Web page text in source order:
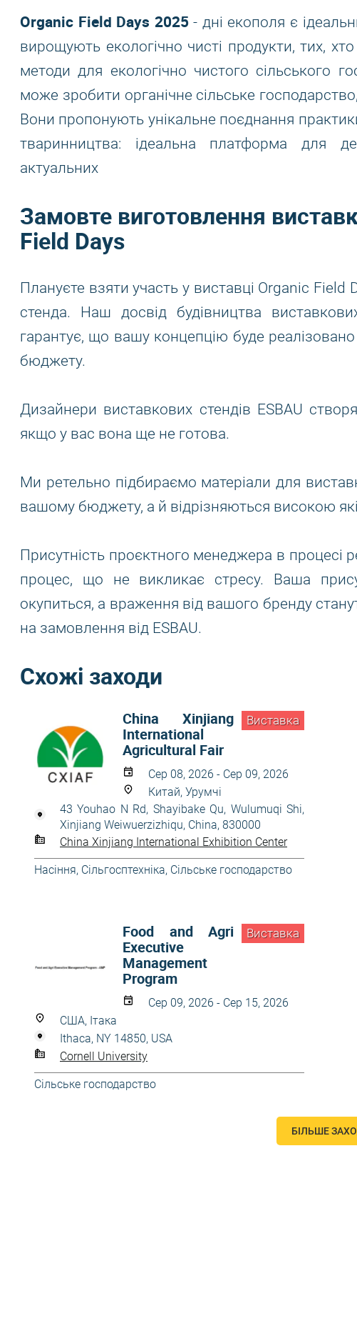
Organic Field Days 2025- дні екополя є
вирощують екологічно чисті продукти, тих,
методи для екологічно чистого сільського
може зробити органічне сільське
Вони пропонують унікальне поєднання
тваринництва: ідеальна платформа для
актуальних
Замовте виготовлення
Field Days
Плануєте взяти участь у виставці Organic
стенда. Наш досвід будівництва
гарантує, що вашу концепцію буде
бюджету.
Дизайнери виставкових стендів ESBAU
якщо у вас вона ще не готова.
Ми ретельно підбираємо матеріали для
вашому бюджету, а й відрізняються високою
Присутність проєктного менеджера в процесі
процес, що не викликає стресу. Ваша
окупиться, а враження від вашого бренду
на замовлення від ESBAU.
Схожі заходи
Виставка
China Xinjiang
International
Agricultural Fair
Сер 08, 2026 - Сер 09, 2026
Китай, Урумчі
43 Youhao N Rd, Shayibake Qu, Wulumuqi Shi,
Xinjiang Weiwuerzizhiqu, China, 830000
China Xinjiang International Exhibition Center
Насіння, Сільгосптехніка, Сільське господарство
Виставка
Food and Agri
Executive
Management
Program
Сер 09, 2026 - Сер 15, 2026
США, Ітака
Ithaca, NY 14850, USA
Cornell University
Сільське господарство
БІЛЬШЕ